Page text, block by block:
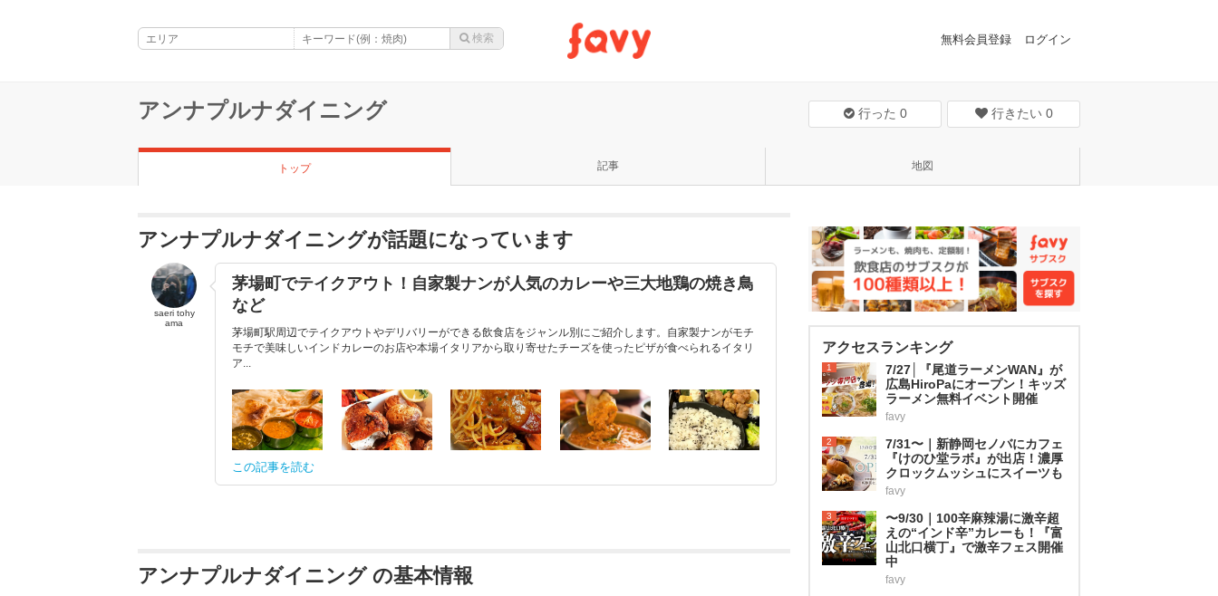
無料会員登録 ログイン
アンナプルナダイニング 行った 0 行きたい 0
トップ 記事 地図
アンナプルナダイニングが話題になっています
saeri tohy
ama
茅場町でテイクアウト！自家製ナンが人気のカレーや三大地鶏の焼き鳥
など
茅場町駅周辺でテイクアウトやデリバリーができる飲食店をジャンル別にご紹介します。自家製ナンがモチ
モチで美味しいインドカレーのお店や本場イタリアから取り寄せたチーズを使ったピザが食べられるイタリ
ア...
この記事を読む
アンナプルナダイニング の基本情報
アクセスランキング
1
7/27│『尾道ラーメンWAN』が
広島HiroPaにオープン！キッズ
ラーメン無料イベント開催
favy
2
7/31〜｜新静岡セノバにカフェ
『けのひ堂ラボ』が出店！濃厚
クロックムッシュにスイーツも
favy
3
〜9/30｜100辛麻辣湯に激辛超
えの“インド辛”カレーも！『富
山北口横丁』で激辛フェス開催
中
favy